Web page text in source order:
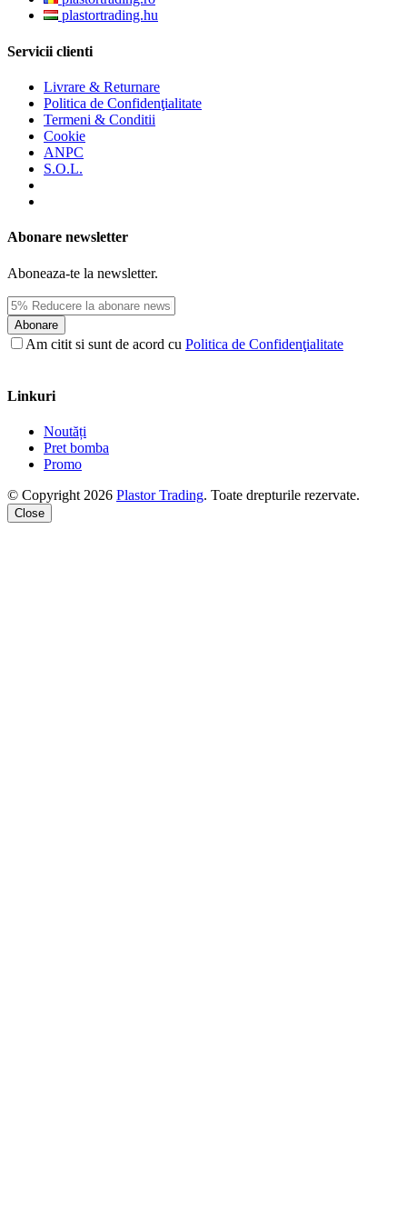
plastortrading.hu
Servicii clienti
Livrare & Returnare
Politica de Confidenţialitate
Termeni & Conditii
Cookie
ANPC
S.O.L.
Abonare newsletter
Aboneaza-te la newsletter.
Abonare
Am citit si sunt de acord cu Politica de Confidenţialitate
Linkuri
Noutăți
Pret bomba
Promo
© Copyright 2026 Plastor Trading. Toate drepturile rezervate.
Close